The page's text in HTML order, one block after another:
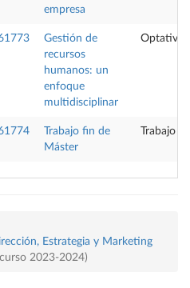
empresa
Gestión de
recursos
humanos: un
enfoque
multidisciplinar
Optativa
Trabajo fin de
Máster
Trabajo
Estrategia y Marketing
2023-2024)